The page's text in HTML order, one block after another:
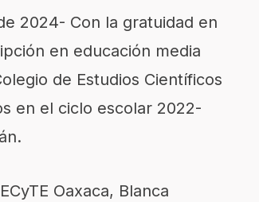
2024- Con la gratuidad en
en educación media
de Estudios Científicos
en el ciclo escolar 2022-
Oaxaca, Blanca